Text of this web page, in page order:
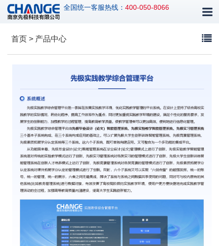
全国统一客服热线： 400-050-8066
首页 > 产品中心